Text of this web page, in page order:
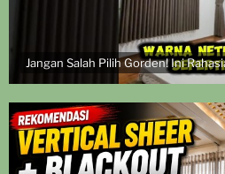
Jangan Salah Pilih Gorden! Ini